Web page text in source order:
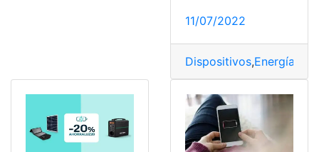
11/07/2022
Dispositivos,Energía